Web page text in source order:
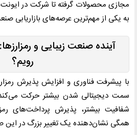
مجازی محصولات گرفته تا شرکت در
به یکی از مهم‌ترین عرصه‌های بازاریابی
آینده صنعت زیبایی و
‌رویم؟
با پیشرفت فناوری و افزایش پذیرش
سمت دیجیتالی شدن بیشتر حرکت
همگی نشان‌دهنده یک تغییر بزرگ در